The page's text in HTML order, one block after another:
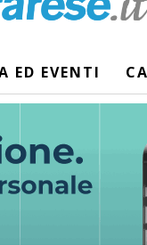
ED EVENTI